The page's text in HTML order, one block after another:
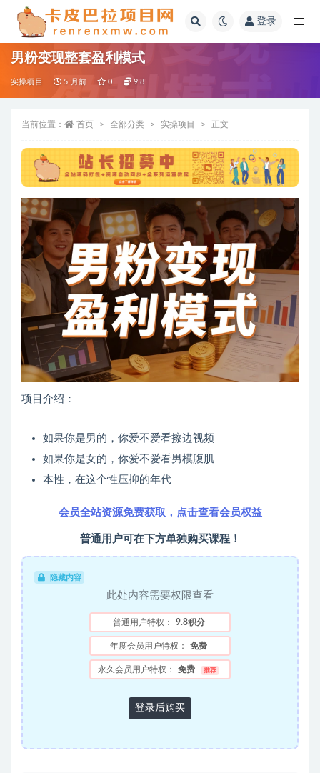
登录
男粉变现整套盈利模式
实操项目 5 月前 0 9.8
当前位置： 首页 全部分类 实操项目 正文
项目介绍：
如果你是男的，你爱不爱看擦边视频
如果你是女的，你爱不爱看男模腹肌
本性，在这个性压抑的年代
会员全站资源免费获取，点击查看会员权益
普通用户可在下方单独购买课程！
隐藏内容
此处内容需要权限查看
普通用户特权： 9.8积分
年度会员用户特权： 免费
永久会员用户特权： 免费 推荐
登录后购买
全部